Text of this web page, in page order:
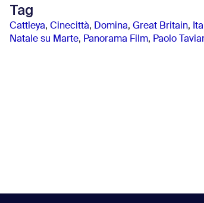
Tag
Cattleya, Cinecittà, Domina, Great Britain,
Natale su Marte, Panorama Film, Paolo